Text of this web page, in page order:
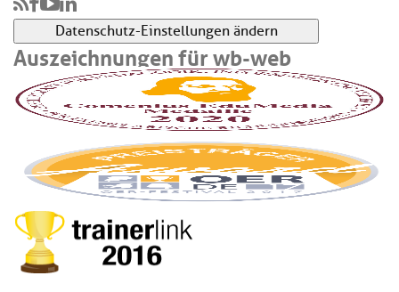
Datenschutz-Einstellungen ändern
Auszeichnungen für wb-web